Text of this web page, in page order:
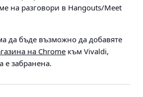
на разговори в Hangouts/Meet
да бъде възможно да добавяте
на Chrome към Vivaldi,
е забранена.